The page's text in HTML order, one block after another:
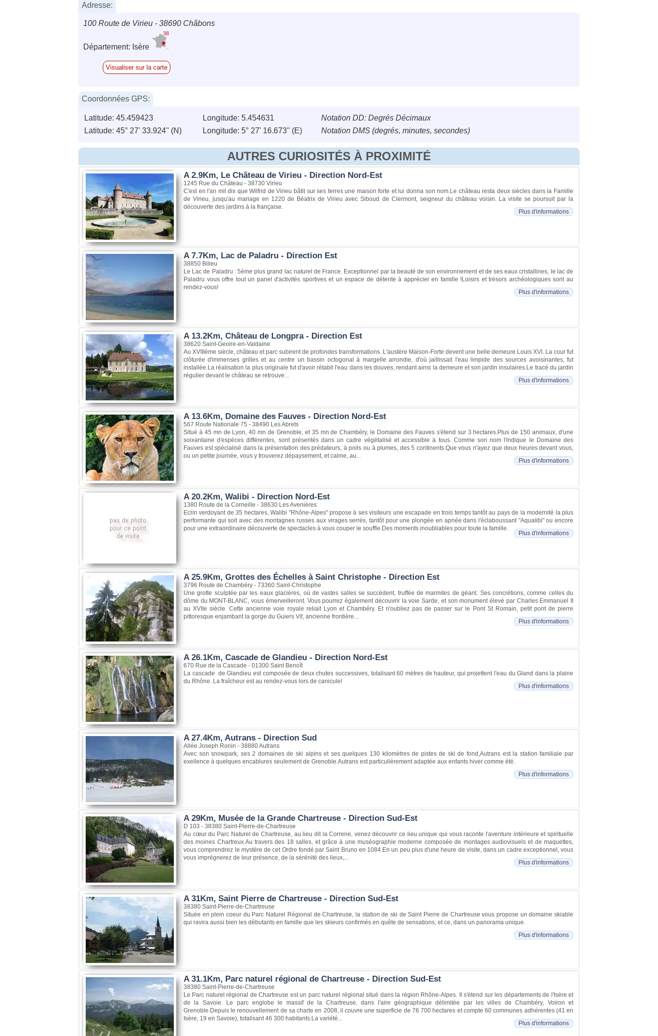
Adresse:
100 Route de Virieu - 38690 Châbons
Département: Isère
38
Visualiser sur la carte
Coordonnées GPS:
Latitude: 45.459423 Longitude: 5.454631
Notation DD: Degrés Décimaux
Latitude: 45° 27' 33.924'' (N)
Longitude: 5° 27' 16.673'' (E) Notation DMS (degrés, minutes, secondes)
AUTRES CURIOSITÉS À PROXIMITÉ
A 2.9Km, Le Château de Virieu - Direction Nord-Est
1245 Rue du Château - 38730 Virieu
C'est en l'an mil dix que Wilfrid de Virieu bâtit sur ses terres une maison forte et lui donna son nom.Le château resta deux siècles dans la Famille
de Virieu, jusqu'au mariage en 1220 de Béatrix de Virieu avec Siboud de Clermont, seigneur du château voisin. La visite se poursuit par la
découverte des jardins à la française.
Plus d'informations
A 7.7Km, Lac de Paladru - Direction Est
38850 Bilieu
Le Lac de Paladru : 5ème plus grand lac naturel de France. Exceptionnel par la beauté de son environnement et de ses eaux cristallines, le lac de
Paladru vous offre tout un panel d'activités sportives et un espace de détente à apprécier en famille !Loisirs et trésors archéologiques sont au
rendez-vous!
Plus d'informations
A 13.2Km, Château de Longpra - Direction Est
38620 Saint-Geoire-en-Valdaine
Au XVIIIème siècle, château et parc subirent de profondes transformations. L'austère Maison-Forte devent une belle demeure Louis XVI. La cour fut
clôturée d'immenses grilles et au centre un bassin octogonal à margelle arrondie, d'où jaillissait l'eau limpide des sources avoisinantes, fut
installée.La réalisation la plus originale fut d'avoir rétabli l'eau dans les douves, rendant ainsi la demeure et son jardin insulaires.Le tracé du jardin
régulier devant le château se retrouve...
Plus d'informations
A 13.6Km, Domaine des Fauves - Direction Nord-Est
567 Route Nationale 75 - 38490 Les Abrets
Situé à 45 mn de Lyon, 40 mn de Grenoble, et 35 mn de Chambéry, le Domaine des Fauves s'étend sur 3 hectares.Plus de 150 animaux, d'une
soixantaine d'espèces différentes, sont présentés dans un cadre végétalisé et accessible à tous. Comme son nom l'indique le Domaine des
Fauves est spécialisé dans la présentation des prédateurs, à poils ou à plumes, des 5 continents.Que vous n'ayez que deux heures devant vous,
ou un petite journée, vous y trouverez dépaysement, et calme, au...
Plus d'informations
A 20.2Km, Walibi - Direction Nord-Est
1380 Route de la Corneille - 38630 Les Avenières
Ecrin verdoyant de 35 hectares, Walibi "Rhône-Alpes" propose à ses visiteurs une escapade en trois temps tantôt au pays de la modernité la plus
performante qui soit avec des montagnes russes aux virages serrés, tantôt pour une plongée en apnée dans l'éclaboussant "Aqualibi" ou encore
pour une extraordinaire découverte de spectacles à vous couper le souffle.Des moments inoubliables pour toute la famille.
Plus d'informations
A 25.9Km, Grottes des Échelles à Saint Christophe - Direction Est
3796 Route de Chambéry - 73360 Saint-Christophe
Une grotte sculptée par les eaux glacières, où de vastes salles se succèdent, truffée de marmites de géant. Ses concrétions, comme celles du
dôme du MONT-BLANC, vous émerveilleront. Vous pourrez également découvrir la voie Sarde, et son monument élevé par Charles Emmanuel II
au XVIIe siècle. Cette ancienne voie royale reliait Lyon et Chambéry. Et n'oubliez pas de passer sur le Pont St Romain, petit pont de pierre
pittoresque enjambant la gorge du Guiers Vif, ancienne frontière...
Plus d'informations
A 26.1Km, Cascade de Glandieu - Direction Nord-Est
670 Rue de la Cascade - 01300 Saint Benoît
La cascade de Glandieu est composée de deux chutes successives, totalisant 60 mètres de hauteur, qui projettent l'eau du Gland dans la plaine
du Rhône. La fraîcheur est au rendez-vous lors de canicule!
Plus d'informations
A 27.4Km, Autrans - Direction Sud
Allée Joseph Ronin - 38880 Autrans
Avec son snowpark, ses 2 domaines de ski alpins et ses quelques 130 kilomètres de pistes de ski de fond,Autrans est la station familiale par
exellence à quelques encablures seulement de Grenoble.Autrans est particulièrement adaptée aux enfants hiver comme été.
Plus d'informations
A 29Km, Musée de la Grande Chartreuse - Direction Sud-Est
D 103 - 38380 Saint-Pierre-de-Chartreuse
Au cœur du Parc Naturel de Chartreuse, au lieu dit la Correrie, venez découvrir ce lieu unique qui vous raconte l'aventure intérieure et spirituelle
des moines Chartreux.Au travers des 18 salles, et grâce à une muséographie moderne composée de montages audiovisuels et de maquettes,
vous comprendrez le mystère de cet Ordre fondé par Saint Bruno en 1084.En un peu plus d'une heure de visite, dans un cadre exceptionnel, vous
vous imprégnerez de leur présence, de la sérénité des lieux,...
Plus d'informations
A 31Km, Saint Pierre de Chartreuse - Direction Sud-Est
38380 Saint-Pierre-de-Chartreuse
Située en plein coeur du Parc Naturel Régional de Chartreuse, la station de ski de Saint Pierre de Chartreuse vous propose un domaine skiable
qui ravira aussi bien les débutants en famille que les skieurs confirmés en quête de sensations, et ce, dans un panorama unique.
Plus d'informations
A 31.1Km, Parc naturel régional de Chartreuse - Direction Sud-Est
38380 Saint-Pierre-de-Chartreuse
Le Parc naturel régional de Chartreuse est un parc naturel régional situé dans la région Rhône-Alpes. Il s'étend sur les départements de l'Isère et
de la Savoie. Le parc englobe le massif de la Chartreuse, dans l'aire géographique délimitée par les villes de Chambéry, Voiron et
Grenoble.Depuis le renouvellement de sa charte en 2008, il couvre une superficie de 76 700 hectares et compte 60 communes adhérentes (41 en
Isère, 19 en Savoie), totalisant 46 300 habitants.La variété...
Plus d'informations